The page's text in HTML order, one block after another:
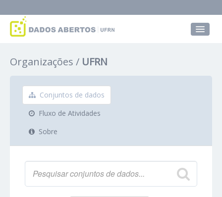
Grupos
Sobre
Organizações UFRN
Conjuntos de dados
Fluxo de Atividades
Sobre